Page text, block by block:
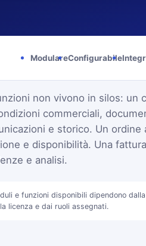
ModulareConfigurabile
non vivono in silos: un
commerciali,
e storico. Un ordine
e disponibilità. Una
e analisi.
e funzioni disponibili dipendono
licenza e dai ruoli assegnati.